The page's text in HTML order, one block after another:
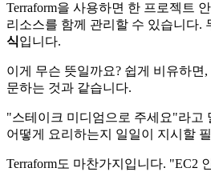
Terraform을 사용하면 한 프로젝트
리소스를 함께 관리할 수 있습니다.
식입니다.
이게 무슨 뜻일까요? 쉽게 비유하면
문하는 것과 같습니다.
"스테이크 미디엄으로 주세요"라고
어떻게 요리하는지 일일이 지시할
Terraform도 마찬가지입니다. "EC2